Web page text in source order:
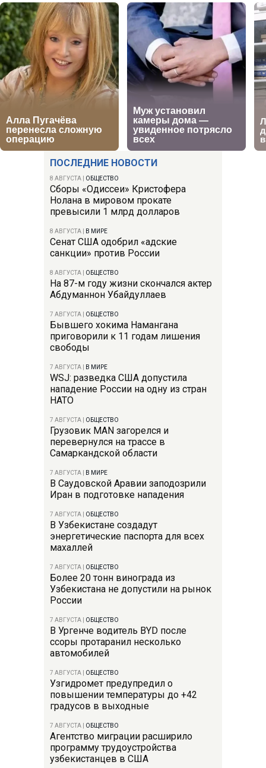
ПОСЛЕДНИЕ НОВОСТИ
8 АВГУСТА ОБЩЕСТВО
Сборы «Одиссеи» Кристофера
Нолана в мировом прокате
превысили 1 млрд долларов
8 АВГУСТА В МИРЕ
Сенат США одобрил «адские
санкции» против России
8 АВГУСТА ОБЩЕСТВО
На 87-м году жизни скончался актер
Абдуманнон Убайдуллаев
7 АВГУСТА ОБЩЕСТВО
Бывшего хокима Намангана
приговорили к 11 годам лишения
свободы
7 АВГУСТА В МИРЕ
WSJ: разведка США допустила
нападение России на одну из стран
НАТО
7 АВГУСТА ОБЩЕСТВО
Грузовик MAN загорелся и
перевернулся на трассе в
Самаркандской области
7 АВГУСТА В МИРЕ
В Саудовской Аравии заподозрили
Иран в подготовке нападения
7 АВГУСТА ОБЩЕСТВО
В Узбекистане создадут
энергетические паспорта для всех
махаллей
7 АВГУСТА ОБЩЕСТВО
Более 20 тонн винограда из
Узбекистана не допустили на рынок
России
7 АВГУСТА ОБЩЕСТВО
В Ургенче водитель BYD после
ссоры протаранил несколько
автомобилей
7 АВГУСТА ОБЩЕСТВО
Узгидромет предупредил о
повышении температуры до +42
градусов в выходные
7 АВГУСТА ОБЩЕСТВО
Агентство миграции расширило
программу трудоустройства
узбекистанцев в США